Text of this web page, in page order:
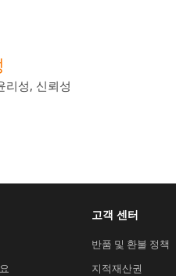
리성, 신뢰성
고객 센터
반품 및 환불 정책
지적재산권